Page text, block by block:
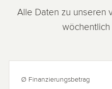
Alle Daten zu unseren
Ø Finanzierungsbetrag